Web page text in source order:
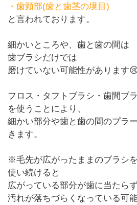
・歯頸部(歯と歯茎の境目)
と言われております。
細かいところや、歯と歯の間は
歯ブラシだけでは
磨けていない可能性があります
フロス・タフトブラシ・歯間ブ
を使うことにより、
細かい部分や歯と歯の間のプラ
きます。
※毛先が広がったままのブラシを
使い続けると
広がっている部分が歯に当たらず
汚れが落ちづらくなっている可